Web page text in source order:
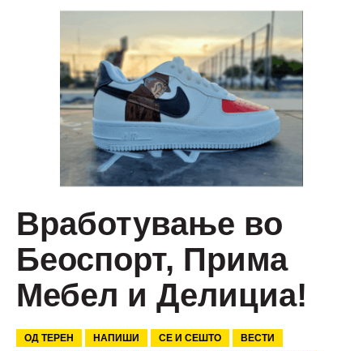
Вработување во
Беоспорт, Прима
Мебел и Делициа!
ОД ТЕРЕН НАПИШИ СЕ И СЕШТО
ВЕСТИ